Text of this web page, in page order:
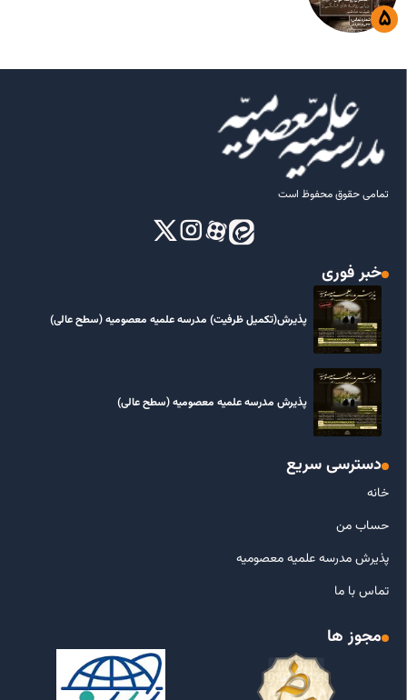
تمامی حقوق محفوظ است
خبر فوری
پذیرش(تکمیل ظرفیت) مدرسه علمیه معصومیه‌ (سطح عالی)
پذیرش مدرسه علمیه معصومیه‌ (سطح عالی)
دسترسی سریع
خانه
حساب من
پذیرش مدرسه علمیه معصومیه
تماس با ما
مجوز ها